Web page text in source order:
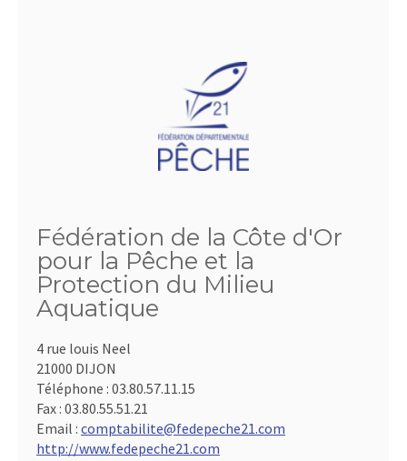
Fédération de la Côte d'Or
pour la Pêche et la
Protection du Milieu
Aquatique
4 rue louis Neel
21000 DIJON
Téléphone : 03.80.57.11.15
Fax : 03.80.55.51.21
Email : comptabilite@fedepeche21.com
http://www.fedepeche21.com